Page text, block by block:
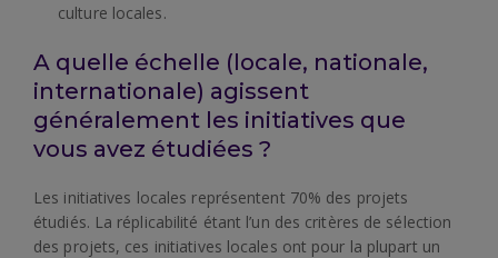
culture locales.
A quelle échelle (locale, nationale,
internationale) agissent
généralement les initiatives que
vous avez étudiées ?
Les initiatives locales représentent 70% des projets
étudiés. La réplicabilité étant l’un des critères de sélection
des projets, ces initiatives locales ont pour la plupart un